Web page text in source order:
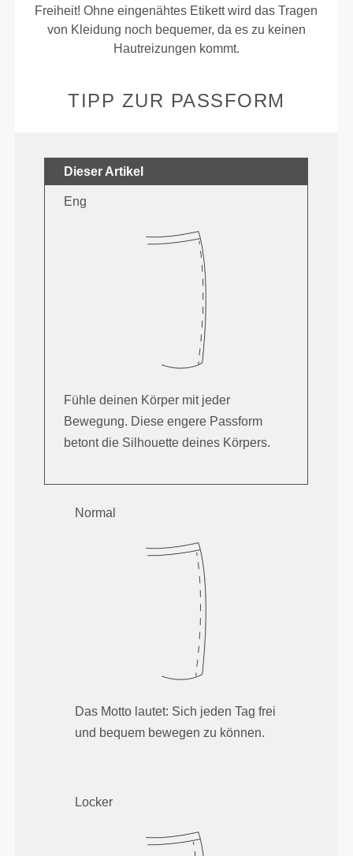
Freiheit! Ohne eingenähtes Etikett wird das Tragen
von Kleidung noch bequemer, da es zu keinen
Hautreizungen kommt.
TIPP ZUR PASSFORM
Dieser Artikel
Eng
Fühle deinen Körper mit jeder
Bewegung. Diese engere Passform
betont die Silhouette deines Körpers.
Normal
Das Motto lautet: Sich jeden Tag frei
und bequem bewegen zu können.
Locker